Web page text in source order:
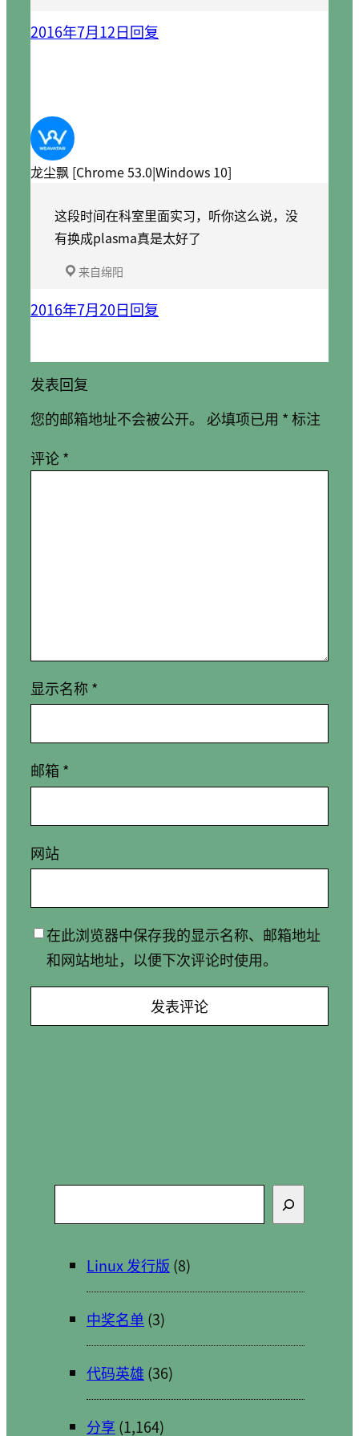
2016年7月12日回复
龙尘飘 [Chrome 53.0|Windows 10]
这段时间在科室里面实习，听你这么说，没
有换成plasma真是太好了
来自绵阳
2016年7月20日回复
发表回复
您的邮箱地址不会被公开。
必填项已用 *标注
评论*
显示名称 *
邮箱 *
网站
在此浏览器中保存我的显示名称、邮箱地址
和网站地址，以便下次评论时使用。
索
Linux 发行版 (8)
中奖名单 (3)
代码英雄 (36)
分享 (1,164)